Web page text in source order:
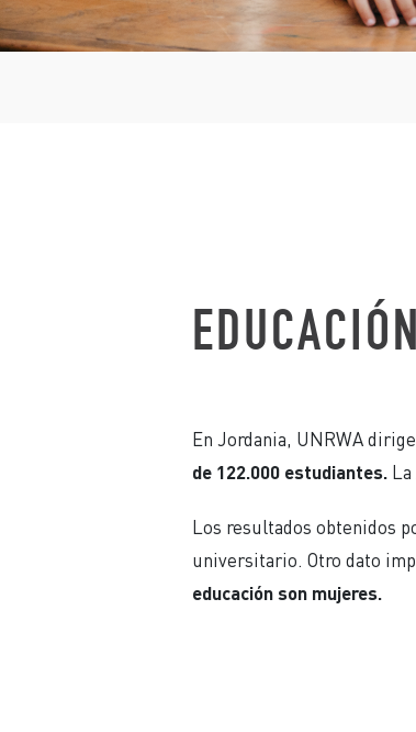
EDUCACIÓN
En Jordania, UNRWA
de 122.000 estudiantes.
Los resultados obtenidos
universitario. Otro dato
educación son mujeres.